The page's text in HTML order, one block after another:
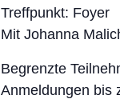
Treffpunkt: Foyer
Mit Johanna
Begrenzte
Anmeldungen bis